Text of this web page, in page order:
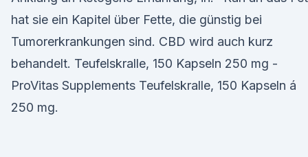
hat sie ein Kapitel über Fette, die günstig bei
Tumorerkrankungen sind. CBD wird auch kurz
behandelt. Teufelskralle, 150 Kapseln 250 mg -
ProVitas Supplements Teufelskralle, 150 Kapseln á
250 mg.